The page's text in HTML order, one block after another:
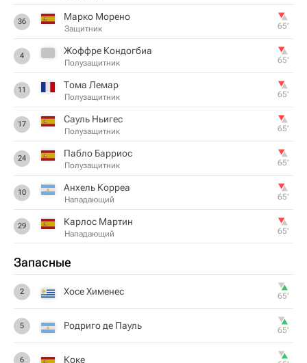
36 Марко Морено
Защитник 65‎’‎
4 Жоффре Кондогбиа
Полузащитник 65‎’‎
11 Тома Лемар
Полузащитник 65‎’‎
17 Сауль Ньигес
Полузащитник 65‎’‎
24 Пабло Барриос
Полузащитник 65‎’‎
10 Анхель Корреа
Нападающий 65‎’‎
29 Карлос Мартин
Нападающий 65‎’‎
Запасные
2 Хосе Хименес 65‎’‎
5 Родриго де Пауль 65‎’‎
6 Коке